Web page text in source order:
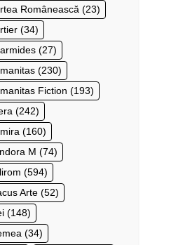
Românească (23)
(34)
(27)
(230)
Fiction (193)
(242)
(160)
M (74)
(594)
Arte (52)
(148)
(34)